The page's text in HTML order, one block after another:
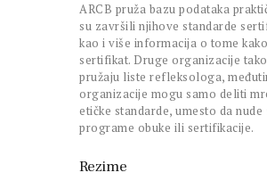
ARCB pruža bazu podataka
su završili njihove standarde
kao i više informacija o tome
sertifikat. Druge organizacije
pružaju liste refleksologa,
organizacije mogu samo deliti
etičke standarde, umesto da nude
programe obuke ili sertifikacije.
Rezime